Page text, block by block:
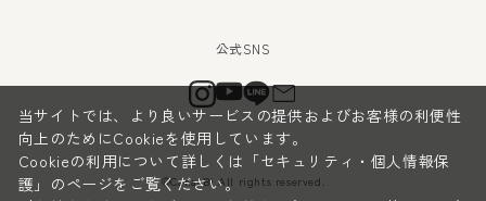
©CanauBi All rights reserved.
当サイトでは、より良いサービスの提供およびお客様の利便性
向上のためにCookieを使用しています。
Cookieの利用について詳しくは 「セキュリティ・個人情報保
護」 のページをご覧ください。